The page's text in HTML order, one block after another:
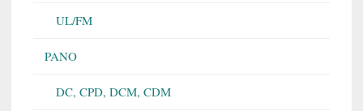
UL/FM
PANO
DC, CPD, DCM, CDM